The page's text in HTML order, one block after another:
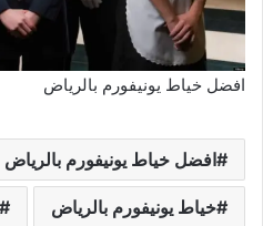
افضل خياط يونيفورم بالرياض
افضل خياط يونيفورم بالرياض
خياط يونيفورم بالرياض